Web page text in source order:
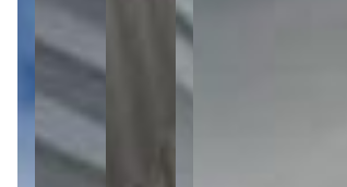
Sendo 2 suítes
2 banheiros
2 banheiros